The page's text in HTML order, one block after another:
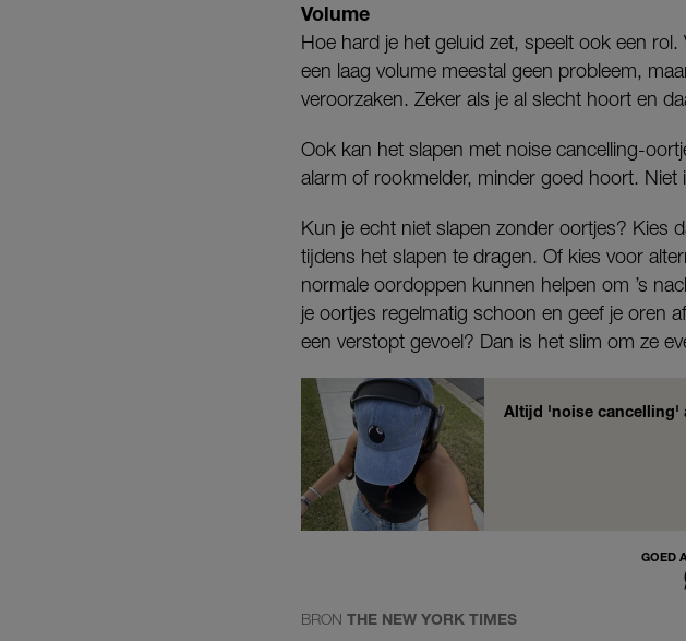
Volume
Hoe hard je het geluid zet, speelt ook een rol.
een laag volume meestal geen probleem,
veroorzaken. Zeker als je al slecht hoort en
Ook kan het slapen met noise cancelling-
alarm of rookmelder, minder goed hoort. Niet
Kun je echt niet slapen zonder oortjes? Kies
tijdens het slapen te dragen. Of kies voor
normale oordoppen kunnen helpen om ’s
je oortjes regelmatig schoon en geef je oren
een verstopt gevoel? Dan is het slim om ze
Altijd 'noise cancelling'
GOED
BRON THE NEW YORK TIMES